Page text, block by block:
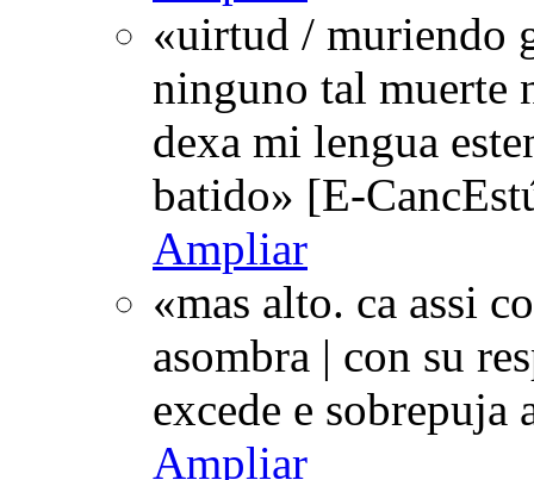
«uirtud / muriendo
ninguno tal muerte
dexa mi lengua
batido» [E-
Ampliar
«mas alto. ca assi
asombra | con su
excede e
Ampliar